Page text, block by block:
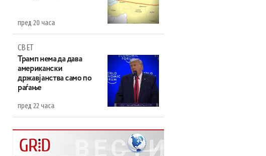
пред 20 часа
СВЕТ
Трамп нема да дава
американски
државјанства само по
раѓање
пред 22 часа